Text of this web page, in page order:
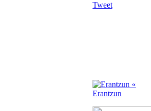
Tweet
«
Erantzun